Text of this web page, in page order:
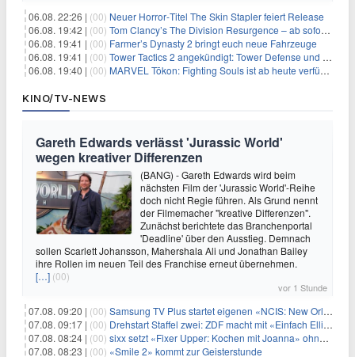
06.08. 22:26 | (00) Neuer Horror‑Titel The Skin Stapler feiert Release
06.08. 19:42 | (00) Tom Clancy’s The Division Resurgence – ab sofort für euch verfügbar
06.08. 19:41 | (00) Farmer’s Dynasty 2 bringt euch neue Fahrzeuge
06.08. 19:41 | (00) Tower Tactics 2 angekündigt: Tower Defense und Deckbuilding Kombo kehrt zurück
06.08. 19:40 | (00) MARVEL Tōkon: Fighting Souls ist ab heute verfügbar
KINO/TV-NEWS
Gareth Edwards verlässt 'Jurassic World'
wegen kreativer Differenzen
(BANG) - Gareth Edwards wird beim
nächsten Film der 'Jurassic World'-Reihe
doch nicht Regie führen. Als Grund nennt
der Filmemacher "kreative Differenzen".
Zunächst berichtete das Branchenportal
'Deadline' über den Ausstieg. Demnach
sollen Scarlett Johansson, Mahershala Ali und Jonathan Bailey
ihre Rollen im neuen Teil des Franchise erneut übernehmen.
[…] (00)
vor 1 Stunde
07.08. 09:20 | (00) Samsung TV Plus startet eigenen «NCIS: New Orleans»-Sender
07.08. 09:17 | (00) Drehstart Staffel zwei: ZDF macht mit «Einfach Elli» weiter
07.08. 08:24 | (00) sixx setzt «Fixer Upper: Kochen mit Joanna» ohne Pause fort
07.08. 08:23 | (00) «Smile 2» kommt zur Geisterstunde